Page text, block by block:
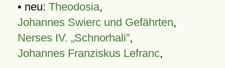
• neu: Theodosia,
Johannes Swierc und Gefährten,
Nerses IV. „Schnorhali”,
Johannes Franziskus Lefranc,